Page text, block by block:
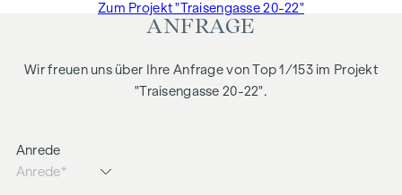
Zum Projekt "Traisengasse 20-22"
ANFRAGE
Wir freuen uns über Ihre Anfrage von Top 1/153 im Projekt
"Traisengasse 20-22".
Anrede